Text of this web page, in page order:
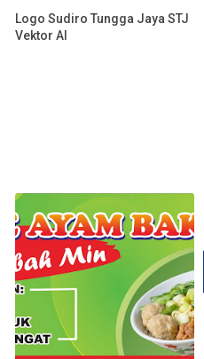
Logo Sudiro Tungga Jaya STJ
Vektor AI